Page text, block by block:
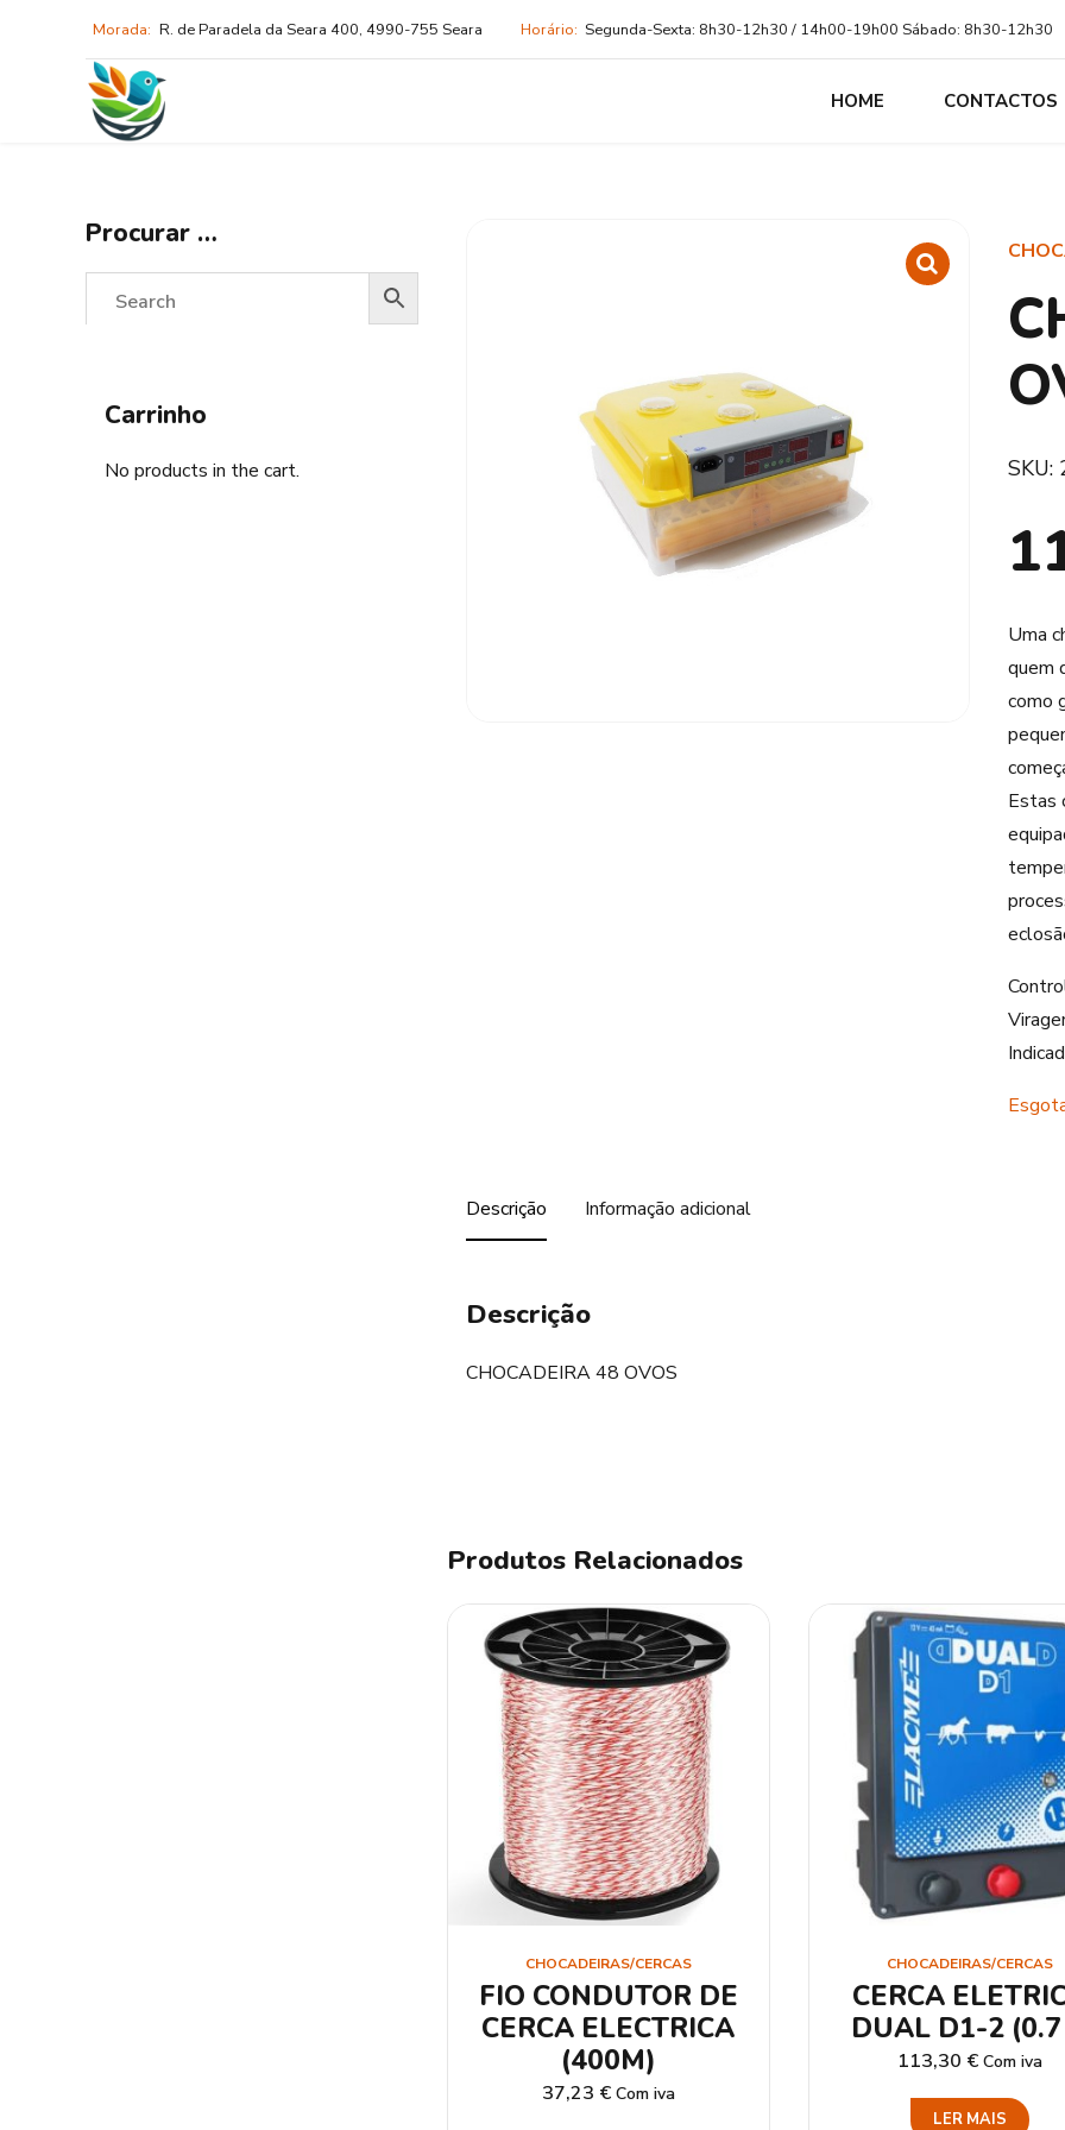
Morada: R. de Paradela da Seara 400, 4990-755 Seara Horário: Segunda-Sexta: 8h30-12h30 / 14h00-19h00 Sábado: 8h30-12h30
HOME CONTACTOS
SKU:
Uma
quem
como
Estas
Descrição Informação adicional
Descrição
CHOCADEIRA 48 OVOS
Produtos Relacionados
CHOCADEIRAS/CERCAS
FIO CONDUTOR DE
CERCA ELECTRICA
(400M)
37,23 € Com iva
CHOCADEIRAS/CERCAS
CERCA
DUAL D1-2 (0.7
113,30 € Com iva
LER MAIS
Procurar …
Carrinho
No products in the cart.